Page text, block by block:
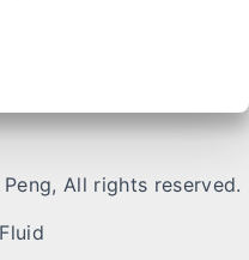
All rights reserved.
Fluid